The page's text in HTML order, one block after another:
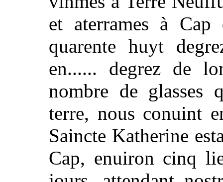
et aterrames à
quarente huyt
en...... degrez de
nombre de
terre, nous conuint
Saincte Katherine
Cap, enuiron cinq